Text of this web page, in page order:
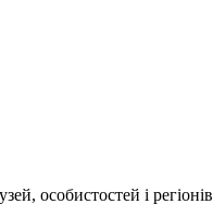
особистостей і регіонів